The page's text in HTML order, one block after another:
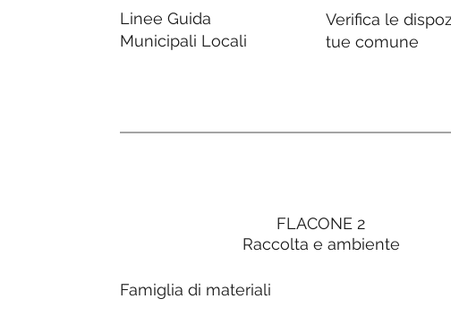
Linee Guida
Municipali Locali
Verifica le
tue comune
FLACONE 2
Raccolta e ambiente
Famiglia di materiali